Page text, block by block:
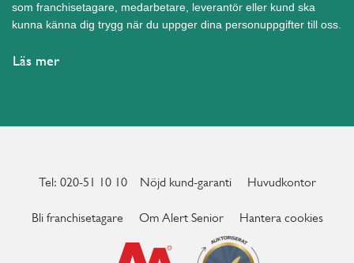
som franchisetagare, medarbetare, leverantör eller kund ska
kunna känna dig trygg när du uppger dina personuppgifter till oss.
Läs mer
Tel: 020-51 10 10 Nöjd kund-garanti Huvudkontor
Bli franchisetagare Om Alert Senior Hantera cookies